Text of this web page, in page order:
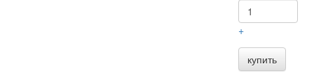
+
купить